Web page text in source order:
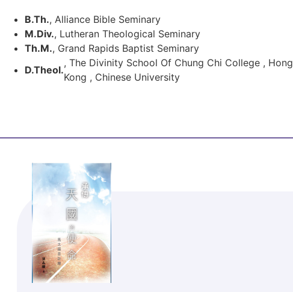
B.Th., Alliance Bible Seminary
M.Div., Lutheran Theological Seminary
Th.M., Grand Rapids Baptist Seminary
D.Theol.
, The Divinity School Of Chung Chi College , Hong
Kong , Chinese University